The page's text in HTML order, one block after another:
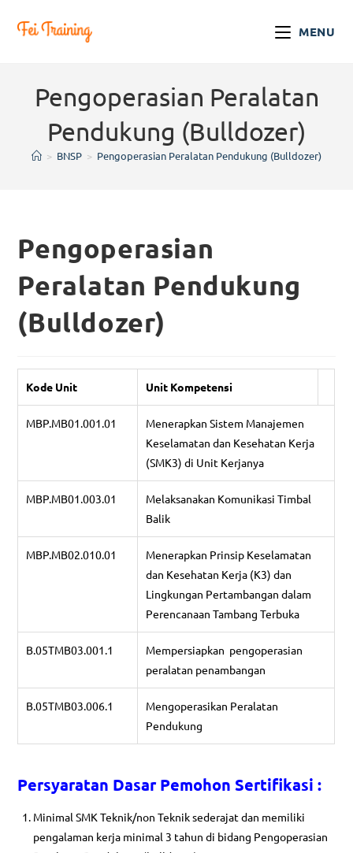
MENU
Pengoperasian Peralatan
Pendukung (Bulldozer)
> BNSP > Pengoperasian Peralatan Pendukung (Bulldozer)
Pengoperasian
Peralatan Pendukung
(Bulldozer)
Kode Unit Unit Kompetensi
MBP.MB01.001.01
Menerapkan Sistem Manajemen
Keselamatan dan Kesehatan Kerja
(SMK3) di Unit Kerjanya
MBP.MB01.003.01
Melaksanakan Komunikasi Timbal
Balik
MBP.MB02.010.01
Menerapkan Prinsip Keselamatan
dan Kesehatan Kerja (K3) dan
Lingkungan Pertambangan dalam
Perencanaan Tambang Terbuka
B.05TMB03.001.1
Mempersiapkan pengoperasian
peralatan penambangan
B.05TMB03.006.1
Mengoperasikan Peralatan
Pendukung
Persyaratan Dasar Pemohon Sertifikasi :
Minimal SMK Teknik/non Teknik sederajat dan memiliki
pengalaman kerja minimal 3 tahun di bidang Pengoperasian